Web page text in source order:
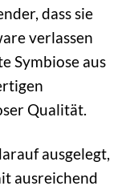
dass sie
verlassen
Symbiose aus
Qualität.
ausgelegt,
ausreichend